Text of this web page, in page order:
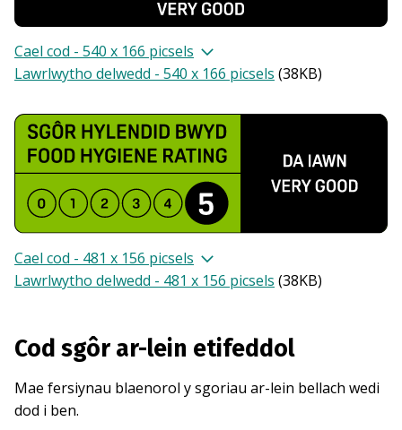
Cael cod - 540 x 166 picsels
Lawrlwytho delwedd - 540 x 166 picsels (38KB)
Cael cod - 481 x 156 picsels
Lawrlwytho delwedd - 481 x 156 picsels (38KB)
Cod sgôr ar-lein etifeddol
Mae fersiynau blaenorol y sgoriau ar-lein bellach wedi
dod i ben.